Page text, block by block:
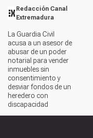
Redacción Canal
Extremadura
La Guardia Civil
acusa a un asesor de
abusar de un poder
notarial para vender
inmuebles sin
consentimiento y
desviar fondos de un
heredero con
discapacidad